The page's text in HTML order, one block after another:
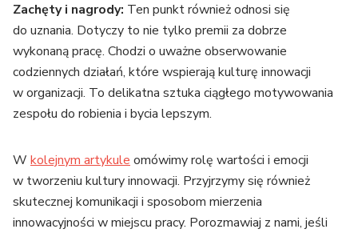
Zachęty i nagrody: Ten punkt również odnosi się
do uznania. Dotyczy to nie tylko premii za dobrze
wykonaną pracę. Chodzi o uważne obserwowanie
codziennych działań, które wspierają kulturę innowacji
w organizacji. To delikatna sztuka ciągłego motywowania
zespołu do robienia i bycia lepszym.
W kolejnym artykule omówimy rolę wartości i emocji
w tworzeniu kultury innowacji. Przyjrzymy się również
skutecznej komunikacji i sposobom mierzenia
innowacyjności w miejscu pracy. Porozmawiaj z nami, jeśli